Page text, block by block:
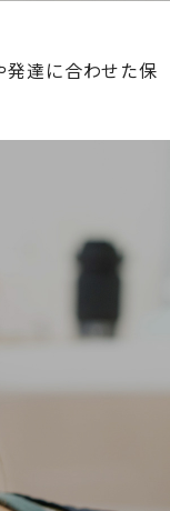
達に合わせた保